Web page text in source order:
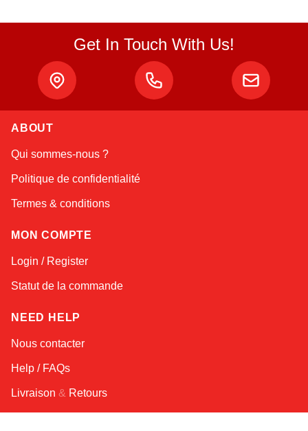
Get In Touch With Us!
ABOUT
Qui sommes-nous ?
Politique de confidentialité
Termes & conditions
MON COMPTE
Login / Register
Statut de la commande
NEED HELP
Nous contacter
Help / FAQs
Livraison & Retours